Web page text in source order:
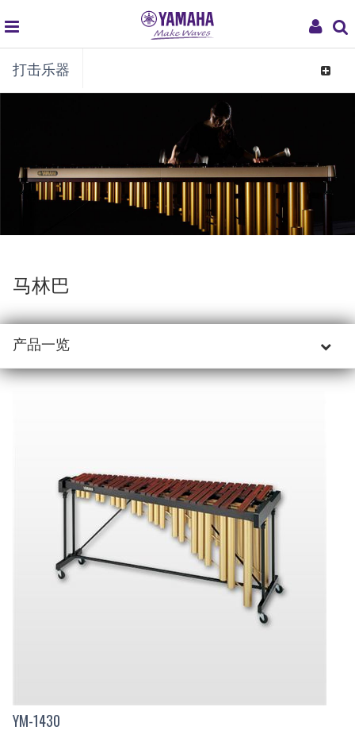
My
global
navigation
打击乐器
Toggle
马林巴
产品一览
YM-1430